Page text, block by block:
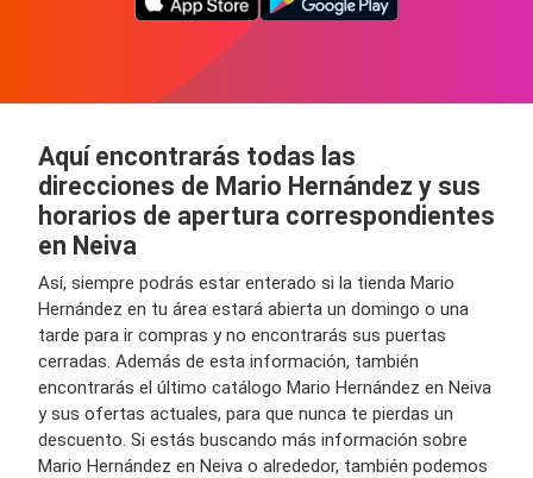
Aquí encontrarás todas las
direcciones de Mario Hernández y sus
horarios de apertura correspondientes
en Neiva
Así, siempre podrás estar enterado si la tienda Mario
Hernández en tu área estará abierta un domingo o una
tarde para ir compras y no encontrarás sus puertas
cerradas. Además de esta información, también
encontrarás el último catálogo Mario Hernández en Neiva
y sus ofertas actuales, para que nunca te pierdas un
descuento. Si estás buscando más información sobre
Mario Hernández en Neiva o alrededor, también podemos